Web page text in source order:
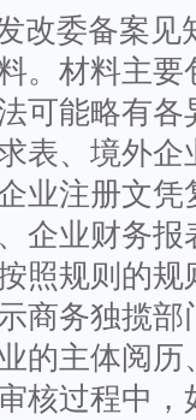
改委备案
。材料主
可能略有
表、境外
业注册文
企业财务
照规则的
商务独揽
的主体阅
核过程中